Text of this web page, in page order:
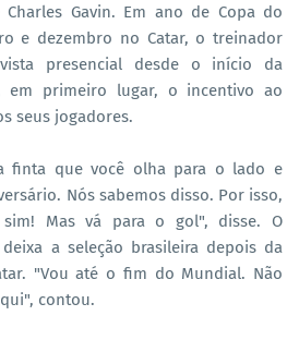
Gavin. Em ano de Copa do
e dezembro no Catar, o treinador
presencial desde o início da
em primeiro lugar, o incentivo ao
seus jogadores.
finta que você olha para o lado e
Nós sabemos disso. Por isso,
Mas vá para o gol", disse. O
a seleção brasileira depois da
"Vou até o fim do Mundial. Não
contou.